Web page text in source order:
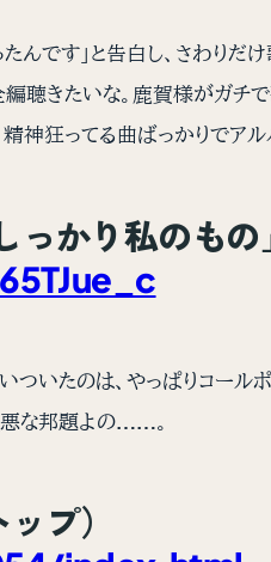
んです」と告白し、さわり
聴きたいな。鹿賀様がガ
神狂ってる曲ばっかりでア
かり私のもの
たのは、やっぱりコールポ
悪な邦題よの……。
プ）